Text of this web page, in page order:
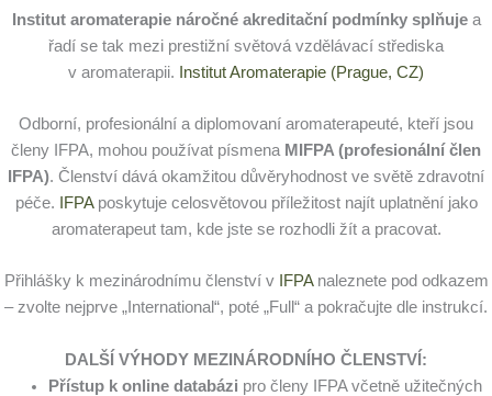
Institut aromaterapie náročné akreditační podmínky splňujea
řadí se tak mezi prestižní světová vzdělávací střediska
v aromaterapii.
Institut Aromaterapie (Prague, CZ)
Odborní, profesionální a diplomovaní aromaterapeuté, kteří jsou
členy IFPA, mohou používat písmena MIFPA (profesionální člen
IFPA). Členství dává okamžitou důvěryhodnost ve světě zdravotní
péče.
IFPAposkytuje celosvětovou příležitost najít uplatnění jako
aromaterapeut tam, kde jste se rozhodli žít a pracovat.
Přihlášky k mezinárodnímu členství vIFPAnaleznete pod odkazem
– zvolte nejprve „International“, poté „Full“ a pokračujte dle instrukcí.
DALŠÍ VÝHODY MEZINÁRODNÍHO ČLENSTVÍ:
Přístup k online databázi pro členy IFPA včetně užitečných